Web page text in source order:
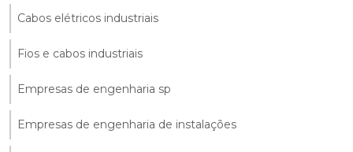
Cabos elétricos industriais
Fios e cabos industriais
Empresas de engenharia sp
Empresas de engenharia de instalações